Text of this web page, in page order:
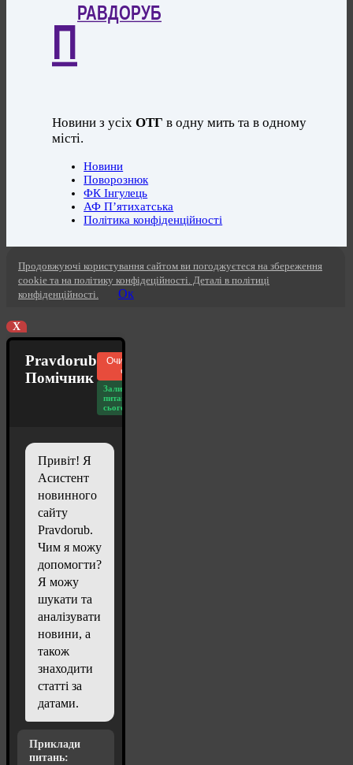
П
РАВДОРУБ
Новини з усіхОТГ в одну мить та в одному
місті.
Новини
Поворознюк
ФК Інгулець
АФ П’ятихатська
Політика конфіденційності
Продовжуючі користування сайтом ви погоджуєтеся на збереження
cookie та на політику конфідеційності. Деталі в політиці
конфіденційності.
Ок
X
Pravdorub
Помічник
Очистити
чат
Залишилось
питань
сьогодні: 20
Привіт! Я
Асистент
новинного
сайту
Pravdorub.
Чим я можу
допомогти?
Я можу
шукати та
аналізувати
новини, а
також
знаходити
статті за
датами.
Приклади
питань: